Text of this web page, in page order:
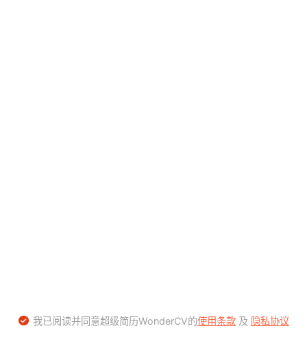
我已阅读并同意超级简历WonderCV的使用条款及 隐私协议